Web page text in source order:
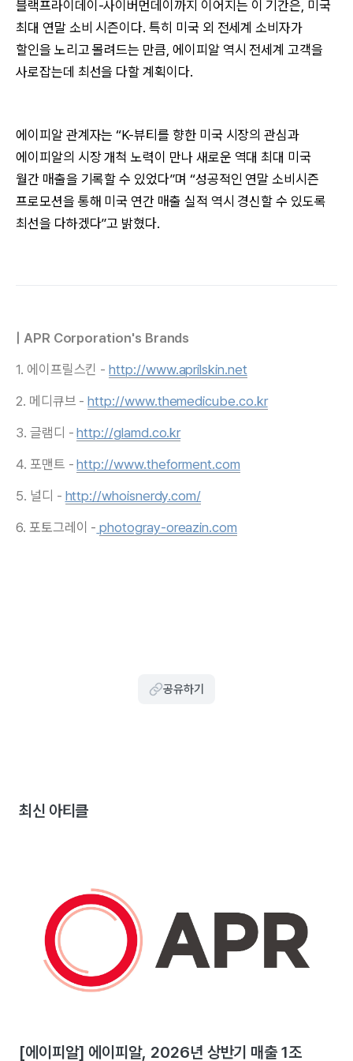
블랙프라이데이-사이버먼데이까지 이어지는 이 기간은, 미국
최대 연말 소비 시즌이다. 특히 미국 외 전세계 소비자가
할인을 노리고 몰려드는 만큼, 에이피알 역시 전세계 고객을
사로잡는데 최선을 다할 계획이다.
에이피알 관계자는 “K-뷰티를 향한 미국 시장의 관심과
에이피알의 시장 개척 노력이 만나 새로운 역대 최대 미국
월간 매출을 기록할 수 있었다”며 “성공적인 연말 소비시즌
프로모션을 통해 미국 연간 매출 실적 역시 경신할 수 있도록
최선을 다하겠다”고 밝혔다.
| APR Corporation's Brands
1. 에이프릴스킨 -http://www.aprilskin.net
2. 메디큐브 -http://www.themedicube.co.kr
3. 글램디 -http://glamd.co.kr
4. 포맨트 -http://www.theforment.com
5. 널디 - http://whoisnerdy.com/
6. 포토그레이 - photogray-oreazin.com
공유하기
최신 아티클
[에이피알] 에이피알, 2026년 상반기 매출 1조